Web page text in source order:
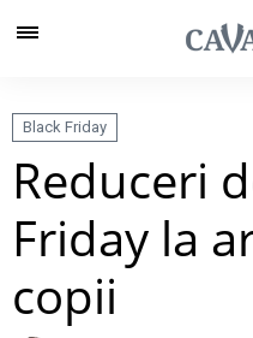
Black Friday
Reduceri
Friday la
copii